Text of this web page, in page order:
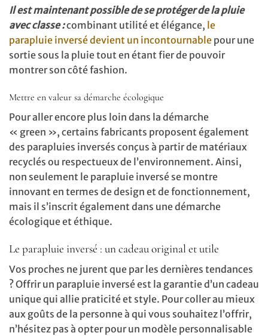
Il est maintenant possible de se protéger de la pluie
avec classe :combinant utilité et élégance, le
parapluie inversé devient un incontournable pour une
sortie sous la pluie tout en étant fier de pouvoir
montrer son côté fashion.
Mettre en valeur sa démarche écologique
Pour aller encore plus loin dans la démarche
« green », certains fabricants proposent également
des parapluies inversés conçus à partir de matériaux
recyclés ou respectueux de l’environnement. Ainsi,
non seulement le parapluie inversé se montre
innovant en termes de design et de fonctionnement,
mais il s’inscrit également dans une démarche
écologique et éthique.
Le parapluie inversé : un cadeau original et utile
Vos proches ne jurent que par les dernières tendances
? Offrir un parapluie inversé est la garantie d’un cadeau
unique qui allie praticité et style. Pour coller au mieux
aux goûts de la personne à qui vous souhaitez l’offrir,
n’hésitez pas à opter pour un modèle personnalisable